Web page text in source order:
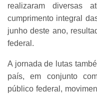
realizaram diversas
cumprimento integral
junho deste ano,
federal.
A jornada de lutas
país, em conjunto
público federal,